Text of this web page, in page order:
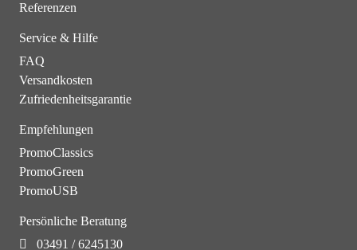
Referenzen
Service & Hilfe
FAQ
Versandkosten
Zufriedenheitsgarantie
Empfehlungen
PromoClassics
PromoGreen
PromoUSB
Persönliche Beratung
03491 / 6245130